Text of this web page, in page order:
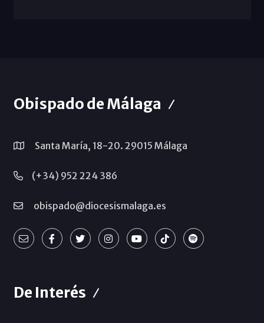
Obispado de Málaga
Santa María, 18-20. 29015 Málaga
(+34) 952 224 386
obispado@diocesismalaga.es
De Interés